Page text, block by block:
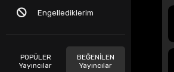
Engellediklerim
POPÜLER
Yayıncılar
BEĞENİLEN
Yayıncılar